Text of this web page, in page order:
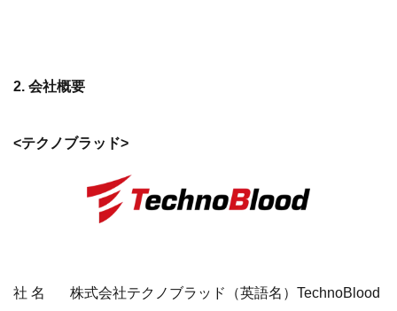
2. 会社概要
<テクノブラッド>
社 名 株式会社テクノブラッド（英語名）TechnoBlood